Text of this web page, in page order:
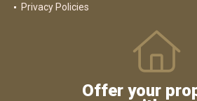
Privacy Policies
Offer your